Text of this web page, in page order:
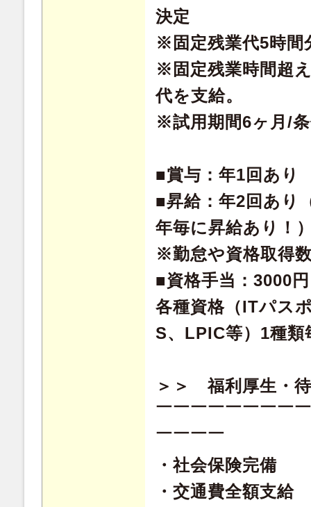
決定
※固定残業代5時間
※固定残業時間超
代を支給。
※試用期間6ヶ月/
■賞与：年1回あり
■昇給：年2回あり
年毎に昇給あり！
※勤怠や資格取得
■資格手当：3000
各種資格（ITパス
S、LPIC等）1種類
＞＞ 福利厚生・
￣￣￣￣￣￣￣￣
￣￣￣￣
・社会保険完備
・交通費全額支給